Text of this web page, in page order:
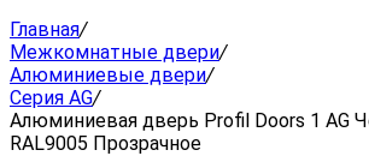
Главная/
Межкомнатные двери/
Алюминиевые двери/
Серия AG/
Алюминиевая дверь Profil Doors 1 AG
RAL9005 Прозрачное